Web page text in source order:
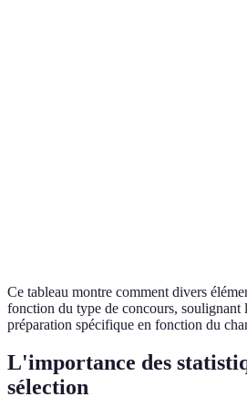
Ce tableau montre comment divers
fonction du type de concours, soulignant
préparation spécifique en fonction du
L'importance des
sélection